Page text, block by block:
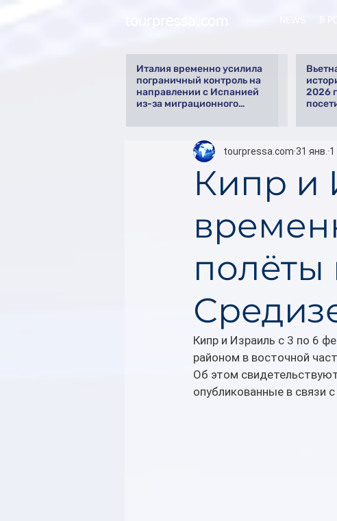
Италия временно усилила
пограничный контроль на
направлении с Испанией
из-за миграционного
2026
Кипр и
полёты
tourpressa.com 31 янв.
Кипр и Израиль с 3 по 6
районом в восточной
Об этом
опубликованные в связи